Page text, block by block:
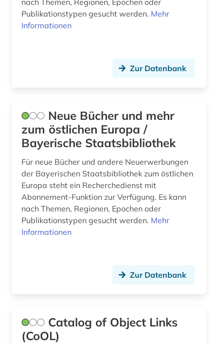
bartensleben <familie> (1)
bayerisch schwaben (1)
bayerische motoren-werke (1)
bayerische staatsbibliothek münchen (1)
bayern (5)
behinderung (1)
belarus (1)
belgische kultur (1)
bergen (2)
Osmanisches Reich (1)
Ostasien (1)
Polen (13)
Rheinland-Pfalz (1)
Roemisches Reich (6)
Rumänien (5)
Russland, Sowjetunion (14)
Sachsen-Anhalt (2)
Slowakei (5)
nach Themen, Regionen, Epochen oder
Publikationstypen gesucht werden. Mehr
Informationen
Zur Datenbank
Neue Bücher und mehr
zum östlichen Europa /
Bayerische Staatsbibliothek
Für neue Bücher und andere Neuerwerbungen
der Bayerischen Staatsbibliothek zum östlichen
Europa steht ein Recherchedienst mit
Abonnement-Funktion zur Verfügung. Es kann
nach Themen, Regionen, Epochen oder
Publikationstypen gesucht werden. Mehr
Informationen
Zur Datenbank
Catalog of Object Links
(CoOL)